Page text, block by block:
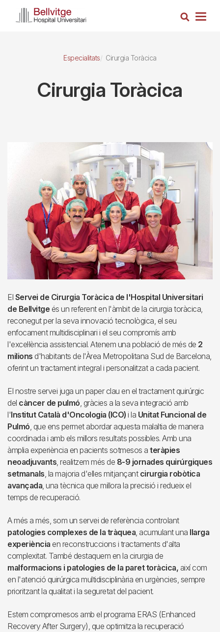
Cerca
Especialitats Cirurgia Toràcica
Cirurgia Toràcica
El Servei de Cirurgia Toràcica de l'Hospital Universitari
de Bellvitge és un referent en l'àmbit de la cirurgia toràcica,
reconegut per la seva innovació tecnològica, el seu
enfocament multidisciplinari i el seu compromís amb
l'excel·lència assistencial. Atenem una població de més de 2
milions d'habitants de l'Àrea Metropolitana Sud de Barcelona,
oferint un tractament integral i personalitzat a cada pacient.
El nostre servei juga un paper clau en el tractament quirúrgic
del càncer de pulmó, gràcies a la seva integració amb
l'Institut Català d'Oncologia (ICO) i la Unitat Funcional de
Pulmó, que ens permet abordar aquesta malaltia de manera
coordinada i amb els millors resultats possibles. Amb una
àmplia experiència en pacients sotmesos a teràpies
neoadjuvants, realitzem més de 8-9 jornades quirúrgiques
setmanals, la majoria d'elles mitjançant cirurgia robòtica
avançada, una tècnica que millora la precisió i redueix el
temps de recuperació.
A més a més, som un servei de referència controlant
patologies complexes de la tràquea, acumulant una llarga
experiència en reconstruccions i tractaments d'alta
complexitat. També destaquem en la cirurgia de
malformacions i patologies de la paret toràcica, així com
en l'atenció quirúrgica multidisciplinària en urgències, sempre
prioritzant la qualitat i la seguretat del pacient.
Estem compromesos amb el programa ERAS (Enhanced
Recovery After Surgery), que optimitza la recuperació